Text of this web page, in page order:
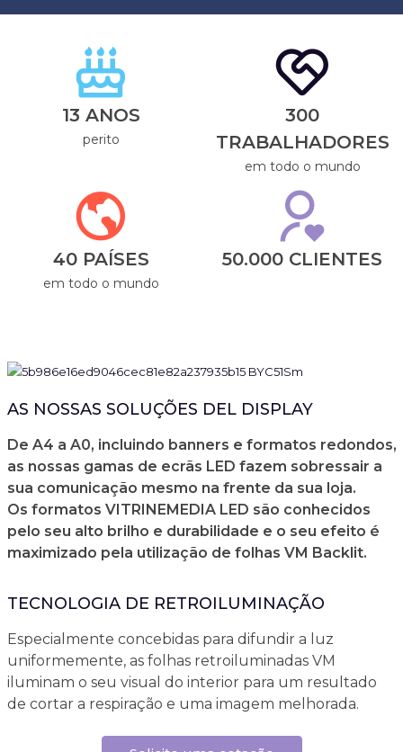
13 ANOS
perito
300
TRABALHADORES
em todo o mundo
40 PAÍSES
em todo o mundo
50.000 CLIENTES
AS NOSSAS SOLUÇÕES DEL DISPLAY
De A4 a A0, incluindo banners e formatos redondos,
as nossas gamas de ecrãs LED fazem sobressair a
sua comunicação mesmo na frente da sua loja.
Os formatos VITRINEMEDIA LED são conhecidos
pelo seu alto brilho e durabilidade e o seu efeito é
maximizado pela utilização de folhas VM Backlit.
TECNOLOGIA DE RETROILUMINAÇÃO
Especialmente concebidas para difundir a luz
uniformemente, as folhas retroiluminadas VM
iluminam o seu visual do interior para um resultado
de cortar a respiração e uma imagem melhorada.